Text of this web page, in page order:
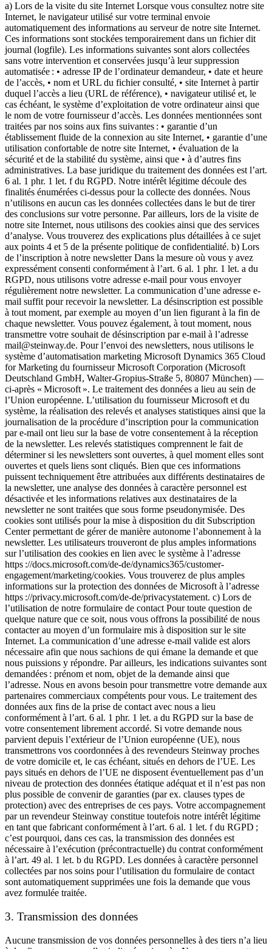
a) Lors de la visite du site Internet Lorsque vous consultez notre site
Internet, le navigateur utilisé sur votre terminal envoie
automatiquement des informations au serveur de notre site Internet.
Ces informations sont stockées temporairement dans un fichier dit
journal (logfile). Les informations suivantes sont alors collectées
sans votre intervention et conservées jusqu’à leur suppression
automatisée : • adresse IP de l’ordinateur demandeur, • date et heure
de l’accès, • nom et URL du fichier consulté, • site Internet à partir
duquel l’accès a lieu (URL de référence), • navigateur utilisé et, le
cas échéant, le système d’exploitation de votre ordinateur ainsi que
le nom de votre fournisseur d’accès. Les données mentionnées sont
traitées par nos soins aux fins suivantes : • garantie d’un
établissement fluide de la connexion au site Internet, • garantie d’une
utilisation confortable de notre site Internet, • évaluation de la
sécurité et de la stabilité du système, ainsi que • à d’autres fins
administratives. La base juridique du traitement des données est l’art.
6 al. 1 phr. 1 let. f du RGPD. Notre intérêt légitime découle des
finalités énumérées ci-dessus pour la collecte des données. Nous
n’utilisons en aucun cas les données collectées dans le but de tirer
des conclusions sur votre personne. Par ailleurs, lors de la visite de
notre site Internet, nous utilisons des cookies ainsi que des services
d’analyse. Vous trouverez des explications plus détaillées à ce sujet
aux points 4 et 5 de la présente politique de confidentialité. b) Lors
de l’inscription à notre newsletter Dans la mesure où vous y avez
expressément consenti conformément à l’art. 6 al. 1 phr. 1 let. a du
RGPD, nous utilisons votre adresse e-mail pour vous envoyer
régulièrement notre newsletter. La communication d’une adresse e-
mail suffit pour recevoir la newsletter. La désinscription est possible
à tout moment, par exemple au moyen d’un lien figurant à la fin de
chaque newsletter. Vous pouvez également, à tout moment, nous
transmettre votre souhait de désinscription par e-mail à l’adresse
mail@steinway.de. Pour l’envoi des newsletters, nous utilisons le
système d’automatisation marketing Microsoft Dynamics 365 Cloud
for Marketing du fournisseur Microsoft Corporation (Microsoft
Deutschland GmbH, Walter-Gropius-Straße 5, 80807 München) —
ci-après « Microsoft ». Le traitement des données a lieu au sein de
l’Union européenne. L’utilisation du fournisseur Microsoft et du
système, la réalisation des relevés et analyses statistiques ainsi que la
journalisation de la procédure d’inscription pour la communication
par e-mail ont lieu sur la base de votre consentement à la réception
de la newsletter. Les relevés statistiques comprennent le fait de
déterminer si les newsletters sont ouvertes, à quel moment elles sont
ouvertes et quels liens sont cliqués. Bien que ces informations
puissent techniquement être attribuées aux différents destinataires de
la newsletter, une analyse des données à caractère personnel est
désactivée et les informations relatives aux destinataires de la
newsletter ne sont traitées que sous forme pseudonymisée. Des
cookies sont utilisés pour la mise à disposition du dit Subscription
Center permettant de gérer de manière autonome l’abonnement à la
newsletter. Les utilisateurs trouveront de plus amples informations
sur l’utilisation des cookies en lien avec le système à l’adresse
https ://docs.microsoft.com/de-de/dynamics365/customer-
engagement/marketing/cookies. Vous trouverez de plus amples
informations sur la protection des données de Microsoft à l’adresse
https ://privacy.microsoft.com/de-de/privacystatement. c) Lors de
l’utilisation de notre formulaire de contact Pour toute question de
quelque nature que ce soit, nous vous offrons la possibilité de nous
contacter au moyen d’un formulaire mis à disposition sur le site
Internet. La communication d’une adresse e-mail valide est alors
nécessaire afin que nous sachions de qui émane la demande et que
nous puissions y répondre. Par ailleurs, les indications suivantes sont
demandées : prénom et nom, objet de la demande ainsi que
l’adresse. Nous en avons besoin pour transmettre votre demande aux
partenaires commerciaux compétents pour vous. Le traitement des
données aux fins de la prise de contact avec nous a lieu
conformément à l’art. 6 al. 1 phr. 1 let. a du RGPD sur la base de
votre consentement librement accordé. Si votre demande nous
parvient depuis l’extérieur de l’Union européenne (UE), nous
transmettrons vos coordonnées à des revendeurs Steinway proches
de votre domicile et, le cas échéant, situés en dehors de l’UE. Les
pays situés en dehors de l’UE ne disposent éventuellement pas d’un
niveau de protection des données étatique adéquat et il n’est pas non
plus possible de convenir de garanties (par ex. clauses types de
protection) avec des entreprises de ces pays. Votre accompagnement
par un revendeur Steinway constitue toutefois notre intérêt légitime
en tant que fabricant conformément à l’art. 6 al. 1 let. f du RGPD ;
c’est pourquoi, dans ces cas, la transmission des données est
nécessaire à l’exécution (précontractuelle) du contrat conformément
à l’art. 49 al. 1 let. b du RGPD. Les données à caractère personnel
collectées par nos soins pour l’utilisation du formulaire de contact
sont automatiquement supprimées une fois la demande que vous
avez formulée traitée.
3. Transmission des données
Aucune transmission de vos données personnelles à des tiers n’a lieu